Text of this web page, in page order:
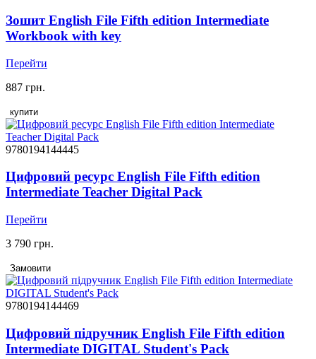
Зошит English File Fifth edition Intermediate
Workbook with key
Перейти
887 грн.
купити
9780194144445
Цифровий ресурс English File Fifth edition
Intermediate Teacher Digital Pack
Перейти
3 790 грн.
Замовити
9780194144469
Цифровий підручник English File Fifth edition
Intermediate DIGITAL Student's Pack